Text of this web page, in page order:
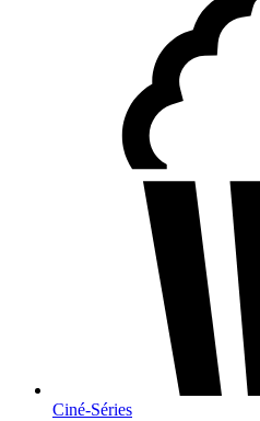
Ciné-Séries